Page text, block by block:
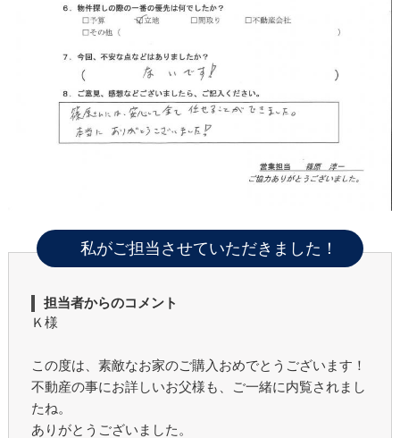
私がご担当させていただきました！
担当者からのコメント
Ｋ様
この度は、素敵なお家のご購入おめでとうございます！
不動産の事にお詳しいお父様も、ご一緒に内覧されまし
たね。
ありがとうございました。